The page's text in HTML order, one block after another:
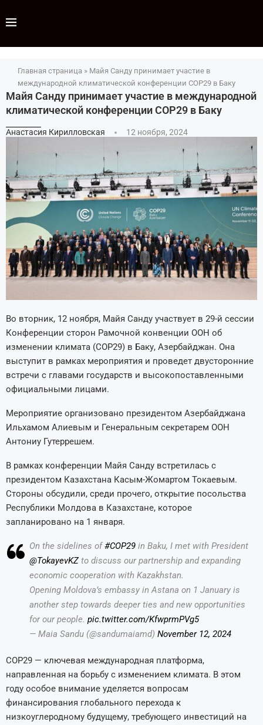
Главная страница » Майя Санду принимает участие в
международной климатической конференции COP29 в Баку
Майя Санду принимает участие в международной
климатической конференции COP29 в Баку
Анастасия Кирилловская 12 ноября, 2024
Во вторник, 12 ноября, Майя Санду участвует в 29-й сессии
Конференции сторон Рамочной конвенции ООН об
изменении климата (COP29) в Баку, Азербайджан. Она
выступит в рамках мероприятия и проведет двусторонние
встречи с главами государств и высокопоставленными
официальными лицами.
Мероприятие организовано президентом Азербайджана
Ильхамом Алиевым и Генеральным секретарем ООН
Антониу Гутеррешем.
В рамках конференции Майя Санду встретилась с
президентом Казахстана Касым-Жомартом Токаевым.
Стороны обсудили, среди прочего, открытие посольства
Республики Молдова в Казахстане, которое
запланировано на 1 января.
On the sidelines of#COP29 in Baku, I met with President
@TokayevKZ to discuss our partnership and expanding
economic cooperation with Kazakhstan.
Opening Moldova’s embassy in Astana on 1 January is
another step towards deeper ties and new opportunities
for our people. pic.twitter.com/KfwprmPVg5
— Maia Sandu (@sandumaiamd) November 12, 2024
COP29 — ключевая международная платформа,
направленная на борьбу с изменением климата. В этом
году особое внимание уделяется вопросам
финансирования глобального перехода к
низкоуглеродному будущему, требующего инвестиций на